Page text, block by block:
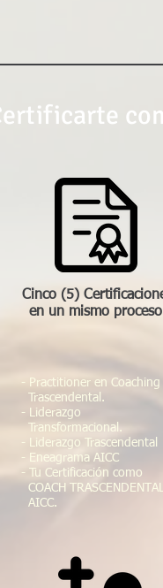
Cinco (5)
en un mismo
- Practitioner en Coaching
Trascendental.
- Liderazgo
Transformacional.
- Liderazgo Trascendental
- Eneagrama AICC
- Tu Certificación como
COACH
AICC.